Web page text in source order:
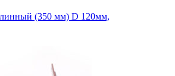
(350 мм) D 120мм,